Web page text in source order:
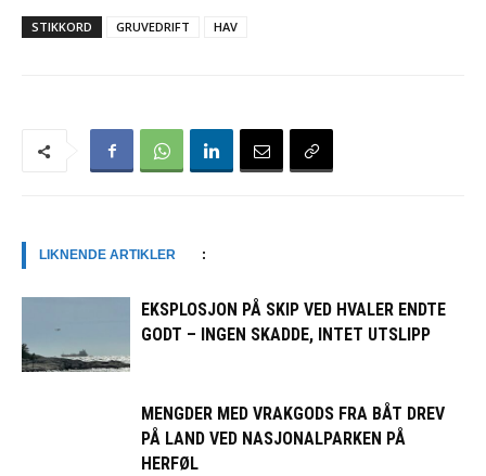
STIKKORD GRUVEDRIFT HAV
LIKNENDE ARTIKLER :
EKSPLOSJON PÅ SKIP VED HVALER ENDTE
GODT – INGEN SKADDE, INTET UTSLIPP
MENGDER MED VRAKGODS FRA BÅT DREV
PÅ LAND VED NASJONALPARKEN PÅ
HERFØL